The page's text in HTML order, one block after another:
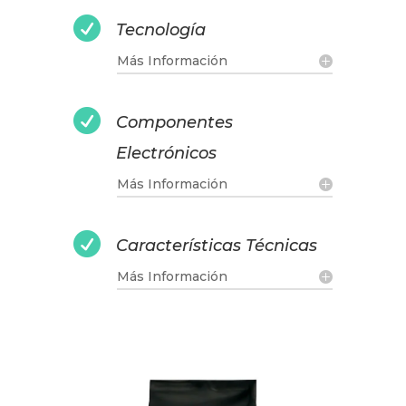
 Tecnología
Más Información

Componentes
Electrónicos
Más Información
 Características Técnicas
Más Información